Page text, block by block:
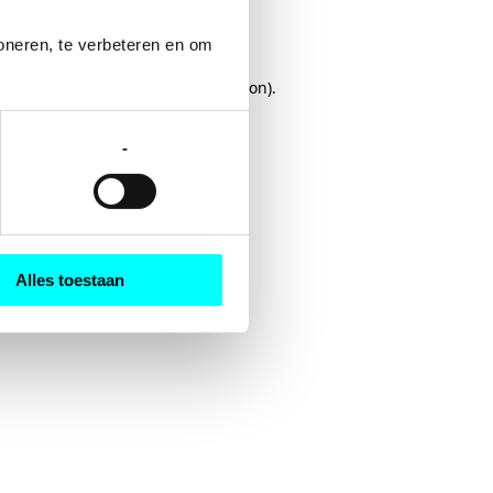
te verbeteren en om
-
Alles toestaan
for more information).